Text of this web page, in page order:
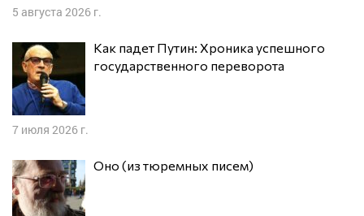
5 августа 2026 г.
Как падет Путин: Хроника успешного
государственного переворота
7 июля 2026 г.
Оно (из тюремных писем)